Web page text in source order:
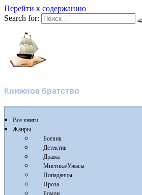
Перейти к содержанию
Search for:
Книжное братство
Все книги
Жанры
Боевик
Детектив
Драма
Мистика/Ужасы
Попаданцы
Проза
Роман